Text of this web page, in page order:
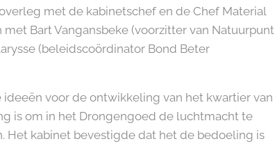
met de kabinetschef en de Chef Material
Bart Vangansbeke (voorzitter van Natuurpunt
(beleidscoördinator Bond Beter
voor de ontwikkeling van het kwartier van
is om in het Drongengoed de luchtmacht te
Het kabinet bevestigde dat het de bedoeling is